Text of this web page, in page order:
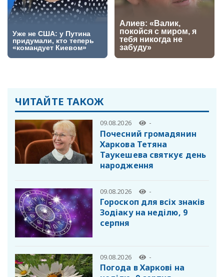
ЧИТАЙТЕ ТАКОЖ
09.08.2026 -
Почесний громадянин
Харкова Тетяна
Таукешева святкує день
народження
09.08.2026 -
Гороскоп для всіх знаків
Зодіаку на неділю, 9
серпня
09.08.2026 -
Погода в Харкові на